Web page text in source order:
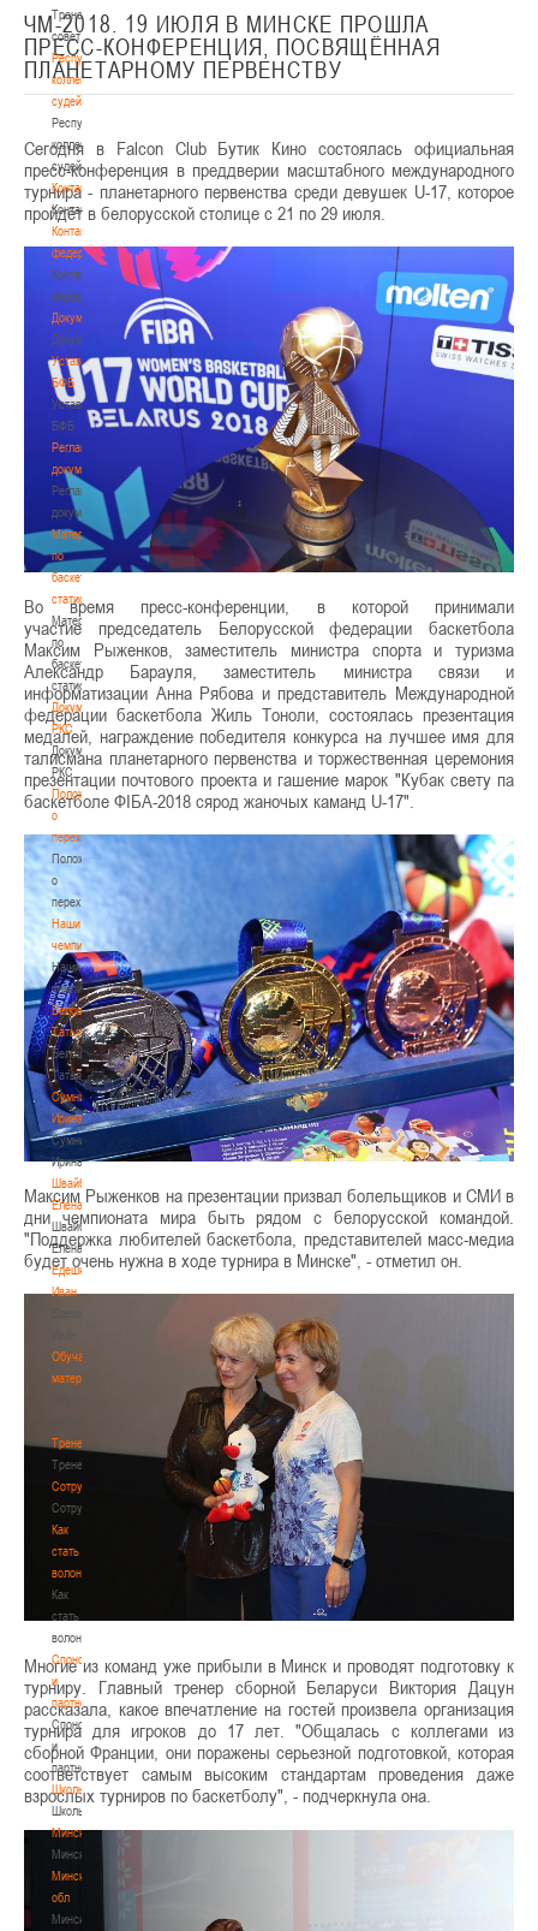
Тренерский
совет
Республиканская
коллегия
судей
Республиканская
коллегия
судей
Контакты
Контакты
Контакты
федерации
Контакты
федерации
Документы
Документы
Устав
БФБ
Устав
БФБ
Регламентирующие
документы
Регламентирующие
документы
Материалы
по
баскетбольной
статистике
Материалы
по
баскетбольной
статистике
Документы
РКС
Документы
РКС
Положение
о
переходах
Положение
о
переходах
Наши
чемпионы
Наши
чемпионы
Белошапко
Татьяна
Белошапко
Татьяна
Сумникова
Ирина
Сумникова
Ирина
Швайбович
Елена
Швайбович
Елена
Едешко
Иван
Обучающие
материалы
Тренерам
Тренерам
Сотрудничество
Сотрудничество
Как
стать
волонтером
Как
стать
волонтером
Спонсоры
и
партнеры
Спонсоры
и
партнеры
Школы
Школы
Минск
Минск
Минская
обл
Минская
ЧМ-2018. 19 ИЮЛЯ В МИНСКЕ ПРОШЛА
ПРЕСС-КОНФЕРЕНЦИЯ, ПОСВЯЩЁННАЯ
ПЛАНЕТАРНОМУ ПЕРВЕНСТВУ
Сегодня в Falcon Club Бутик Кино состоялась официальная
пресс-конференция в преддверии масштабного международного
турнира - планетарного первенства среди девушек U-17, которое
пройдёт в белорусской столице с 21 по 29 июля.
Во время пресс-конференции, в которой принимали
участие председатель Белорусской федерации баскетбола
Максим Рыженков, заместитель министра спорта и туризма
Александр Барауля, заместитель министра связи и
информатизации Анна Рябова и представитель Международной
федерации баскетбола Жиль Тоноли, состоялась презентация
медалей, награждение победителя конкурса на лучшее имя для
талисмана планетарного первенства и торжественная церемония
презентации почтового проекта и гашение марок "Кубак свету па
баскетболе ФIБА-2018 сярод жаночых каманд U-17".
Максим Рыженков на презентации призвал болельщиков и СМИ в
дни чемпионата мира быть рядом с белорусской командой.
"Поддержка любителей баскетбола, представителей масс-медиа
будет очень нужна в ходе турнира в Минске", - отметил он.
Многие из команд уже прибыли в Минск и проводят подготовку к
турниру. Главный тренер сборной Беларуси Виктория Дацун
рассказала, какое впечатление на гостей произвела организация
турнира для игроков до 17 лет. "Общалась с коллегами из
сборной Франции, они поражены серьезной подготовкой, которая
соответствует самым высоким стандартам проведения даже
взрослых турниров по баскетболу", - подчеркнула она.